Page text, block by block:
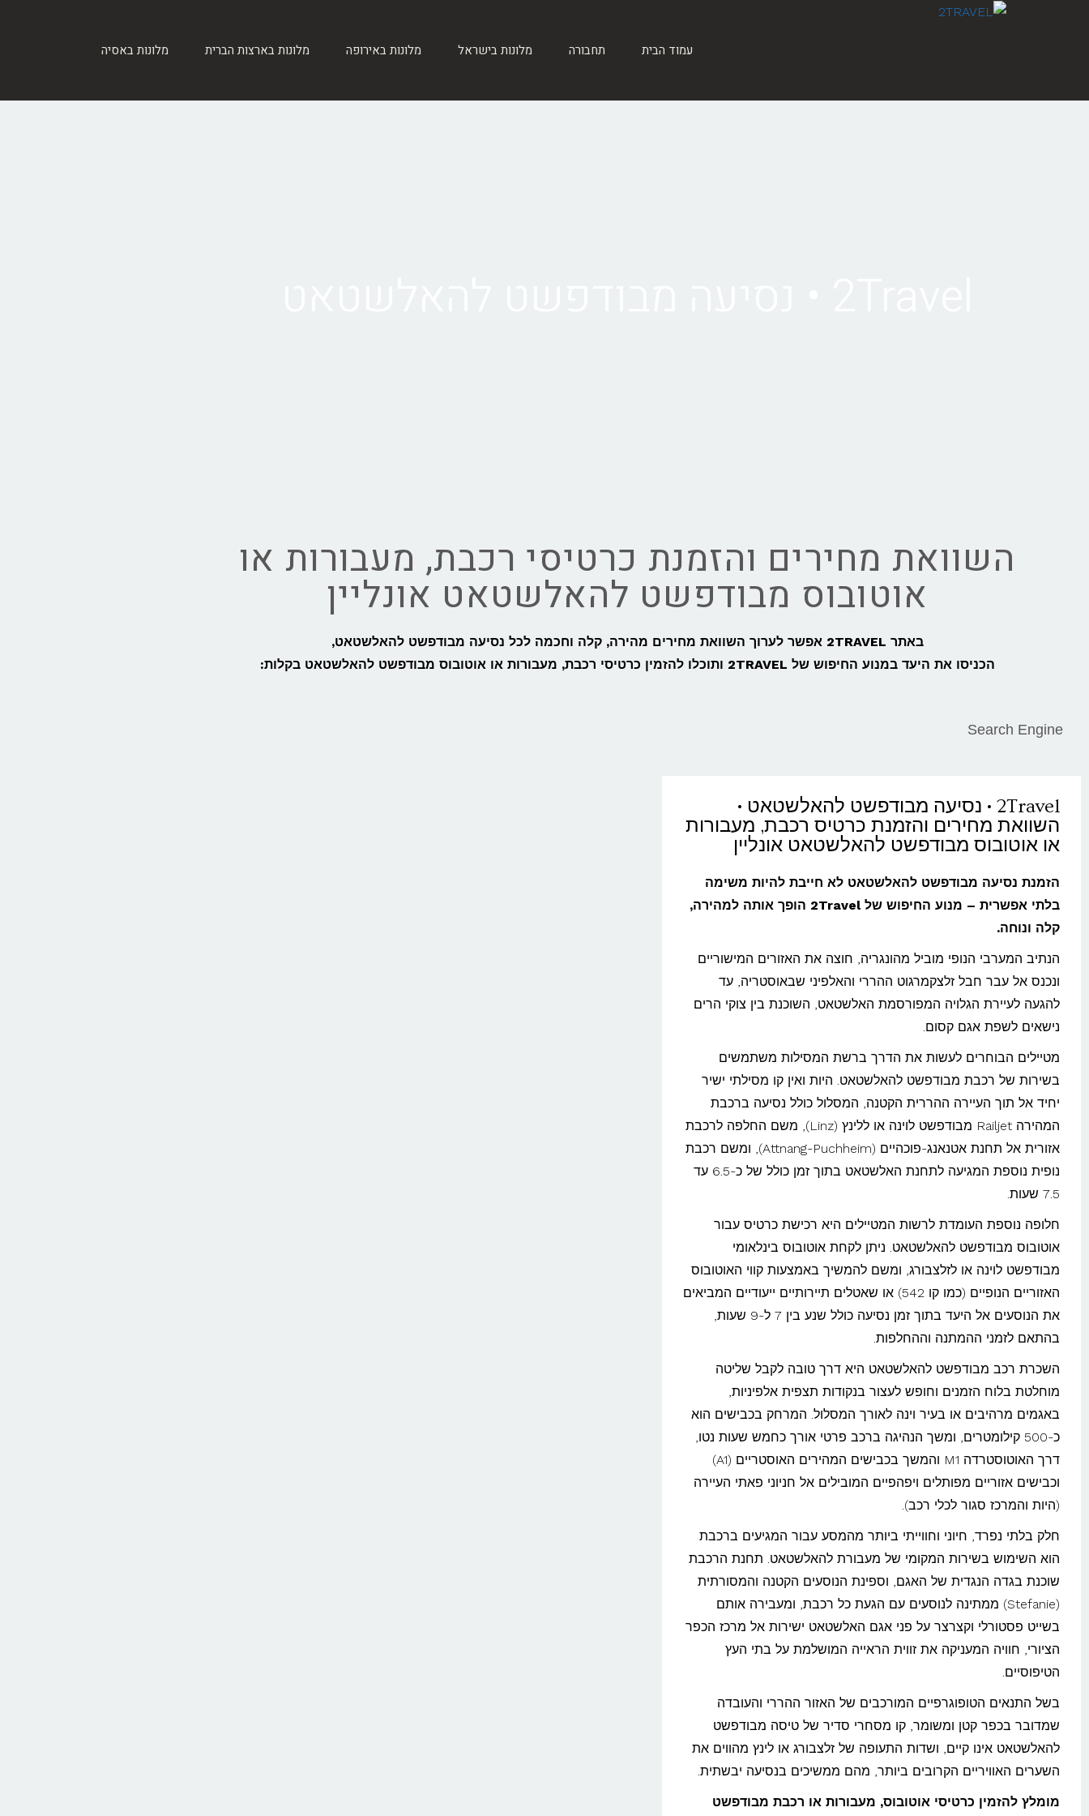
עמוד הבית תחבורה מלונות בישראל מלונות באירופה מלונות בארצות הברית מלונות באסיה
השוואת מחירים והזמנת כרטיסי רכבת, מעבורות או
אוטובוס מבודפשט להאלשטאט אונליין
באתר 2TRAVEL אפשר לערוך השוואת מחירים מהירה, קלה וחכמה לכל נסיעה מבודפשט להאלשטאט,
הכניסו את היעד במנוע החיפוש של 2TRAVEL ותוכלו להזמין כרטיסי רכבת, מעבורות או אוטובוס מבודפשט להאלשטאט בקלות:
Search Engine
2Travel • נסיעה מבודפשט להאלשטאט •
השוואת מחירים והזמנת כרטיס רכבת, מעבורות
או אוטובוס מבודפשט להאלשטאט אונליין
הזמנת נסיעה מבודפשט להאלשטאט לא חייבת להיות משימה
בלתי אפשרית – מנוע החיפוש של 2Travel הופך אותה למהירה,
קלה ונוחה.
הנתיב המערבי הנופי מוביל מהונגריה, חוצה את האזורים המישוריים
ונכנס אל עבר חבל זלצקמרגוט ההררי והאלפיני שבאוסטריה, עד
להגעה לעיירת הגלויה המפורסמת האלשטאט, השוכנת בין צוקי הרים
נישאים לשפת אגם קסום.
מטיילים הבוחרים לעשות את הדרך ברשת המסילות משתמשים
בשירות של רכבת מבודפשט להאלשטאט. היות ואין קו מסילתי ישיר
יחיד אל תוך העיירה ההררית הקטנה, המסלול כולל נסיעה ברכבת
המהירה Railjet מבודפשט לוינה או ללינץ (Linz), משם החלפה לרכבת
אזורית אל תחנת אטנאנג-פוכהיים (Attnang-Puchheim), ומשם רכבת
נופית נוספת המגיעה לתחנת האלשטאט בתוך זמן כולל של כ-6.5 עד
7.5 שעות.
חלופה נוספת העומדת לרשות המטיילים היא רכישת כרטיס עבור
אוטובוס מבודפשט להאלשטאט. ניתן לקחת אוטובוס בינלאומי
מבודפשט לוינה או לזלצבורג, ומשם להמשיך באמצעות קווי האוטובוס
האזוריים הנופיים (כמו קו 542) או שאטלים תיירותיים ייעודיים המביאים
את הנוסעים אל היעד בתוך זמן נסיעה כולל שנע בין 7 ל-9 שעות,
בהתאם לזמני ההמתנה וההחלפות.
השכרת רכב מבודפשט להאלשטאט היא דרך טובה לקבל שליטה
מוחלטת בלוח הזמנים וחופש לעצור בנקודות תצפית אלפיניות,
באגמים מרהיבים או בעיר וינה לאורך המסלול. המרחק בכבישים הוא
כ-500 קילומטרים, ומשך הנהיגה ברכב פרטי אורך כחמש שעות נטו,
דרך האוטוסטרדה M1 והמשך בכבישים המהירים האוסטריים (A1)
וכבישים אזוריים מפותלים ויפהפיים המובילים אל חניוני פאתי העיירה
(היות והמרכז סגור לכלי רכב).
חלק בלתי נפרד, חיוני וחווייתי ביותר מהמסע עבור המגיעים ברכבת
הוא השימוש בשירות המקומי של מעבורת להאלשטאט. תחנת הרכבת
שוכנת בגדה הנגדית של האגם, וספינת הנוסעים הקטנה והמסורתית
(Stefanie) ממתינה לנוסעים עם הגעת כל רכבת, ומעבירה אותם
בשייט פסטורלי וקצרצר על פני אגם האלשטאט ישירות אל מרכז הכפר
הציורי, חוויה המעניקה את זווית הראייה המושלמת על בתי העץ
הטיפוסיים.
בשל התנאים הטופוגרפיים המורכבים של האזור ההררי והעובדה
שמדובר בכפר קטן ומשומר, קו מסחרי סדיר של טיסה מבודפשט
להאלשטאט אינו קיים, ושדות התעופה של זלצבורג או לינץ מהווים את
השערים האוויריים הקרובים ביותר, מהם ממשיכים בנסיעה יבשתית.
מומלץ להזמין כרטיסי אוטובוס, מעבורות או רכבת מבודפשט